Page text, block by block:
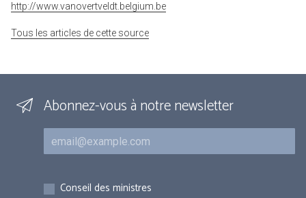
http://www.vanovertveldt.belgium.be
Tous les articles de cette source
Abonnez-vous à notre newsletter
Courriel
Inscriptions
Conseil des ministres